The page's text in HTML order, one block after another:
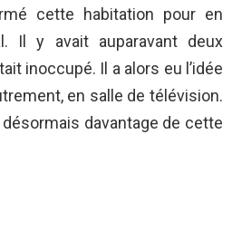
cette habitation pour en
Il y avait auparavant deux
inoccupé. Il a alors eu l’idée
en salle de télévision.
davantage de cette